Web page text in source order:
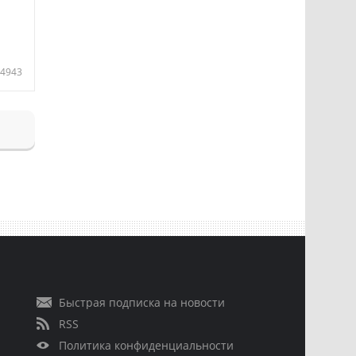
4943
Быстрая подписка на новости
RSS
Политика конфиденциальности